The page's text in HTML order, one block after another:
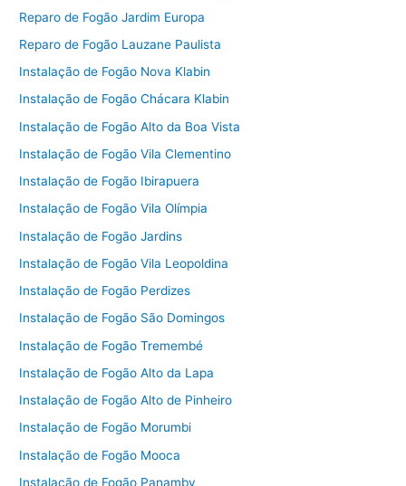
Reparo de Fogão Jardim Europa
Reparo de Fogão Lauzane Paulista
Instalação de Fogão Nova Klabin
Instalação de Fogão Chácara Klabin
Instalação de Fogão Alto da Boa Vista
Instalação de Fogão Vila Clementino
Instalação de Fogão Ibirapuera
Instalação de Fogão Vila Olímpia
Instalação de Fogão Jardins
Instalação de Fogão Vila Leopoldina
Instalação de Fogão Perdizes
Instalação de Fogão São Domingos
Instalação de Fogão Tremembé
Instalação de Fogão Alto da Lapa
Instalação de Fogão Alto de Pinheiro
Instalação de Fogão Morumbi
Instalação de Fogão Mooca
Instalação de Fogão Panamby